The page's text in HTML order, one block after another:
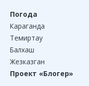
Погода
Караганда
Темиртау
Балхаш
Жезказган
Проект «Блогер»